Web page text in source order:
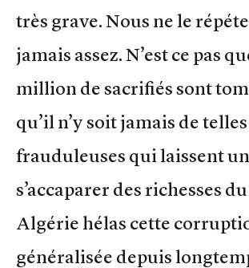
très grave. Nous ne le
jamais assez. N’est ce pas
million de sacrifiés sont
qu’il n’y soit jamais de
frauduleuses qui laissent
s’accaparer des richesses
Algérie hélas cette
généralisée depuis